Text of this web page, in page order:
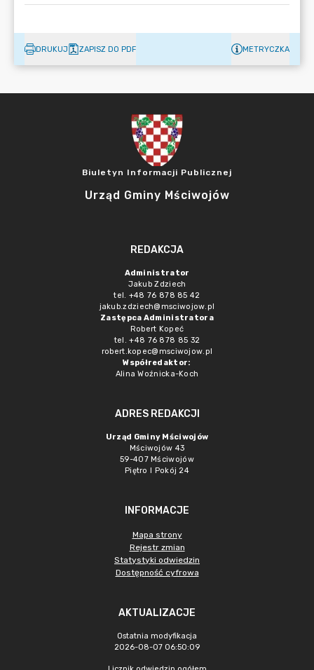
DRUKUJ ZAPISZ DO PDF METRYCZKA
Biuletyn Informacji Publicznej
Urząd Gminy Mściwojów
REDAKCJA
Administrator
Jakub Zdziech
tel. +48 76 878 85 42
jakub.zdziech@msciwojow.pl
Zastępca Administratora
Robert Kopeć
tel. +48 76 878 85 32
robert.kopec@msciwojow.pl
Współredaktor:
Alina Woźnicka-Koch
ADRES REDAKCJI
Urząd Gminy Mściwojów
Mściwojów 43
59-407 Mściwojów
Piętro I Pokój 24
INFORMACJE
Mapa strony
Rejestr zmian
Statystyki odwiedzin
Dostępność cyfrowa
AKTUALIZACJE
Ostatnia modyfikacja
2026-08-07 06:50:09